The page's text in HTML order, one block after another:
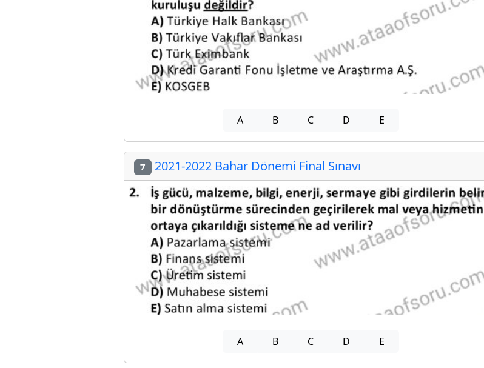
A B C D E
7 2021-2022 Bahar Dönemi Final Sınavı
A B C D E